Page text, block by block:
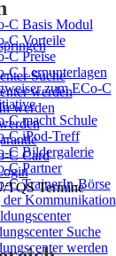
C Basis Modul
C Vorteile
C Preise
C Lernunterlagen
zum ECo-C
C macht Schule
C iPod-Treff
C Bildergalerie
C Partner
C TrainerIn-Börse
der Kommunikation
Suche
werden
Suche
werden
werden
C Card
TQS Termine